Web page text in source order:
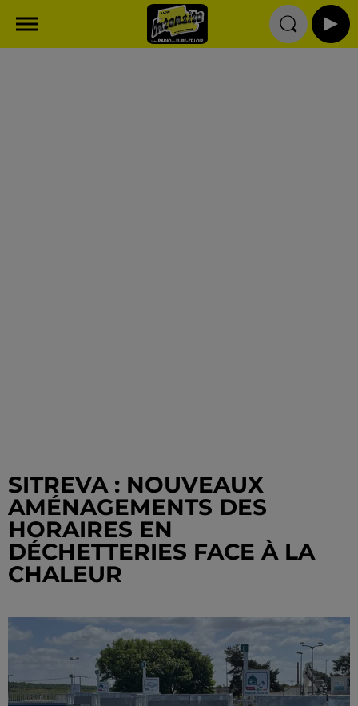
SITREVA : NOUVEAUX
AMÉNAGEMENTS DES
HORAIRES EN
DÉCHETTERIES FACE À LA
CHALEUR